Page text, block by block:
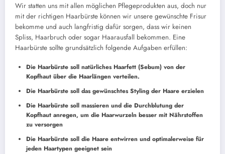
Wir statten uns mit allen möglichen Pflegeprodukten aus, doch nur
mit der richtigen Haarbürste können wir unsere gewünschte Frisur
bekomme und auch langfristig dafür sorgen, dass wir keinen
Spliss, Haarbruch oder sogar Haarausfall bekommen. Eine
Haarbürste sollte grundsätzlich folgende Aufgaben erfüllen:
Die Haarbürste soll natürliches Haarfett (Sebum) von der
Kopfhaut über die Haarlängen verteilen.
Die Haarbürste soll das gewünschtes Styling der Haare erzielen
Die Haarbürste soll massieren und die Durchblutung der
Kopfhaut anregen, um die Haarwurzeln besser mit Nährstoffen
zu versorgen
Die Haarbürste soll die Haare entwirren und optimalerweise für
jeden Haartypen geeignet sein